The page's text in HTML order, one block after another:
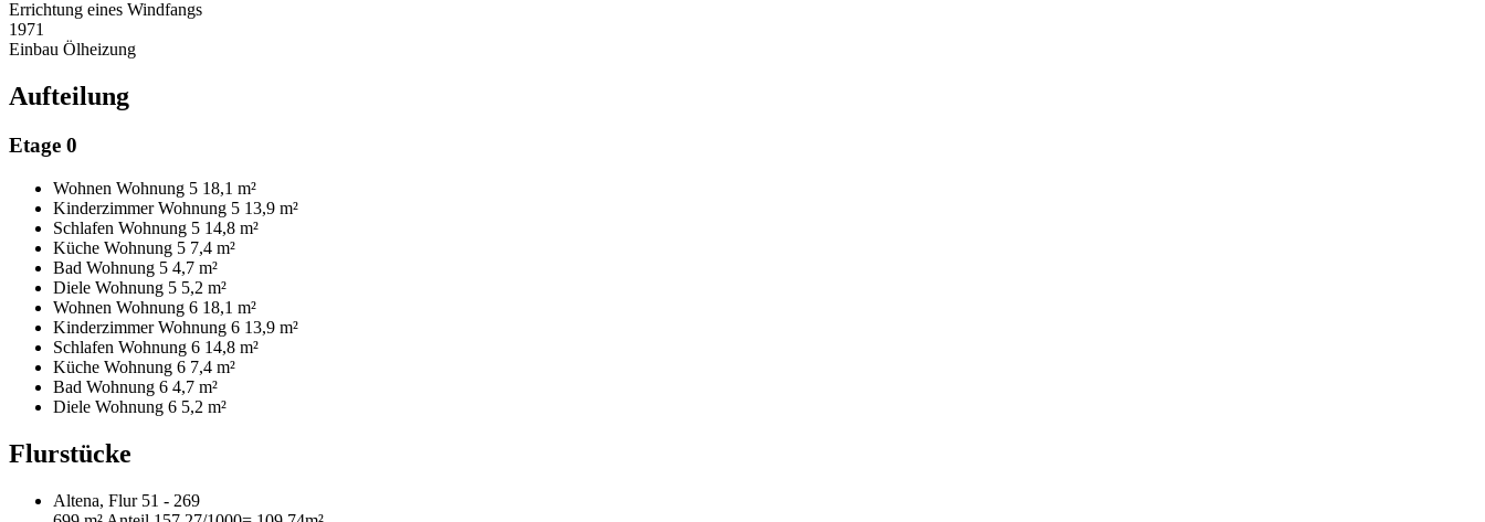
Errichtung eines Windfangs
1971
Einbau Ölheizung
Aufteilung
Etage 0
Wohnen Wohnung 5 18,1 m²
Kinderzimmer Wohnung 5 13,9 m²
Schlafen Wohnung 5 14,8 m²
Küche Wohnung 5 7,4 m²
Bad Wohnung 5 4,7 m²
Diele Wohnung 5 5,2 m²
Wohnen Wohnung 6 18,1 m²
Kinderzimmer Wohnung 6 13,9 m²
Schlafen Wohnung 6 14,8 m²
Küche Wohnung 6 7,4 m²
Bad Wohnung 6 4,7 m²
Diele Wohnung 6 5,2 m²
Flurstücke
Altena, Flur 51 - 269